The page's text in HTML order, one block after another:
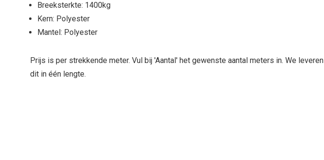
Breeksterkte: 1400kg
Kern: Polyester
Mantel: Polyester
Prijs is per strekkende meter. Vul bij 'Aantal' het gewenste aantal meters in. We leveren
dit in één lengte.